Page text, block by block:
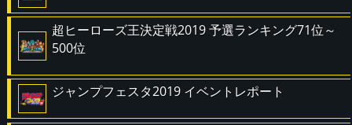
超ヒーローズ王決定戦2019 予選ランキング71位～
500位
ジャンプフェスタ2019 イベントレポート